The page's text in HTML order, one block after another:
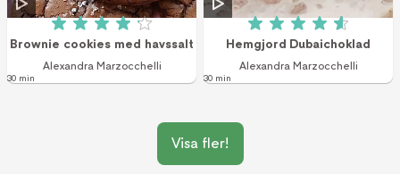
Betyg: 4.1 av 5 (28 röster)
Brownie cookies med havssalt
Alexandra Marzocchelli
30 min
Betyg: 4.6 av 5
Hemgjord Dubaichoklad
Alexandra Marzocchelli
30 min
Visa fler!